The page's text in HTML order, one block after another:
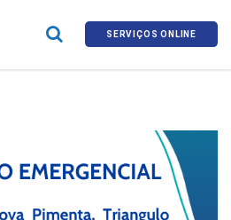
SERVIÇOS ONLINE